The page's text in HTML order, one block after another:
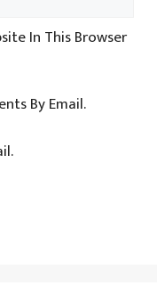
In This Browser
By Email.